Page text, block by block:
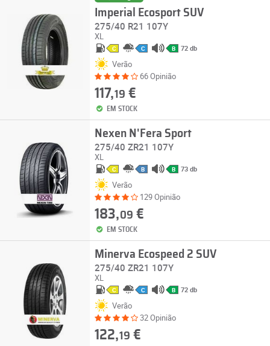
Imperial Ecosport SUV
275/40 R21 107Y
XL
C C B 72 db
Verão
66 Opinião
117,19 €
EM STOCK
Nexen N'Fera Sport
275/40 ZR21 107Y
XL
C B B 73 db
Verão
129 Opinião
183,09 €
EM STOCK
Minerva Ecospeed 2 SUV
275/40 ZR21 107Y
XL
C C B 72 db
Verão
32 Opinião
122,19 €